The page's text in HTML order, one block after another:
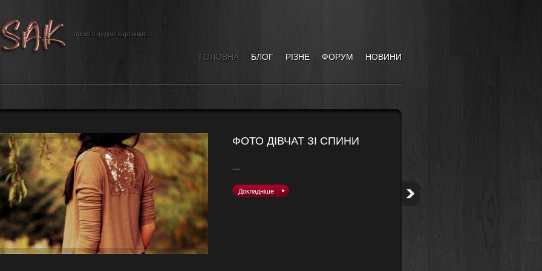
просто чудові картинки...
ГОЛОВНА БЛОГ РІЗНЕ ФОРУМ НОВИНИ
ФОТО ДІВЧАТ ЗІ СПИНИ
Докладніше